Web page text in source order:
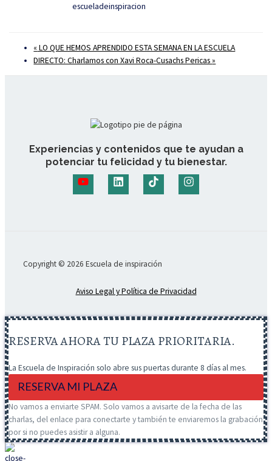
escueladeinspiracion
«LO QUE HEMOS APRENDIDO ESTA SEMANA EN LA ESCUELA
DIRECTO: Charlamos con Xavi Roca-Cusachs Pericas»
Experiencias y contenidos que te ayudan a
potenciar tu felicidad y tu bienestar.
Copyright © 2026 Escuela de inspiración
Aviso Legal y Política de Privacidad
RESERVA AHORA TU PLAZA PRIORITARIA.
La Escuela de Inspiración solo abre sus puertas durante 8 días al mes.
RESERVA MI PLAZA
No vamos a enviarte SPAM. Solo vamos a avisarte de la fecha de las
charlas, del enlace para conectarte y también te enviaremos la grabación
por si no puedes asistir a alguna.